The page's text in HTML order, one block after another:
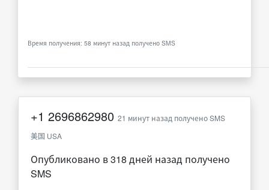
Время получения: 58 минут назад получено SMS
+1 2696862980 21 минут назад получено SMS
美国 USA
Опубликовано в 318 дней назад получено
SMS